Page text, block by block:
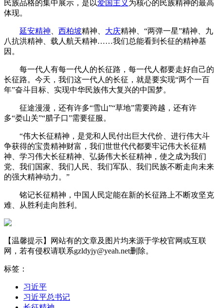
民族品格的集中展示，是以爱国主义 为核心的民族精神的最高
体现。
延安精神 西柏坡精神、 大庆精神、“两弹一星”精神、九
八抗洪精神、载人航天精神……我们总能看到长征的精神基
因。
每一代人有每一代人的长征路，每一代人都要走好自己的
长征路。今天，我们这一代人的长征，就是要实现“两个一百
年”奋斗目标、实现中华民族伟大复兴的中国梦。
征途漫漫，还有许多“雪山”“草地”需要跨越，还有许
多“娄山关”“腊子口”需要征服。
“伟大长征精神，是党和人民付出巨大代价、进行伟大斗
争获得的宝贵精神财富，我们世世代代都要牢记伟大长征精
神、学习伟大长征精神、弘扬伟大长征精神，使之成为我们
党、我们国家、我们人民、我们军队、我们民族不断走向未来
的强大精神动力。”
铭记长征精神，中国人民定能在新的长征路上不断攻坚克
难、从胜利走向胜利。
【温馨提示】网站有的文章及图片均来源于学校官网或互联
网，若有侵权请联系gzldyjy@yeah.net删除。
标签：
习近平
习近平总书记